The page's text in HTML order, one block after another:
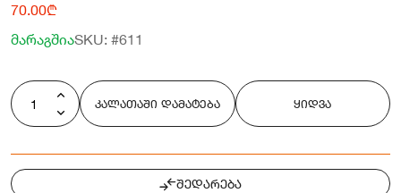
70.00₾
მარაგშიაSKU: #611
კალათაში დამატება ყიდვა
შედარება